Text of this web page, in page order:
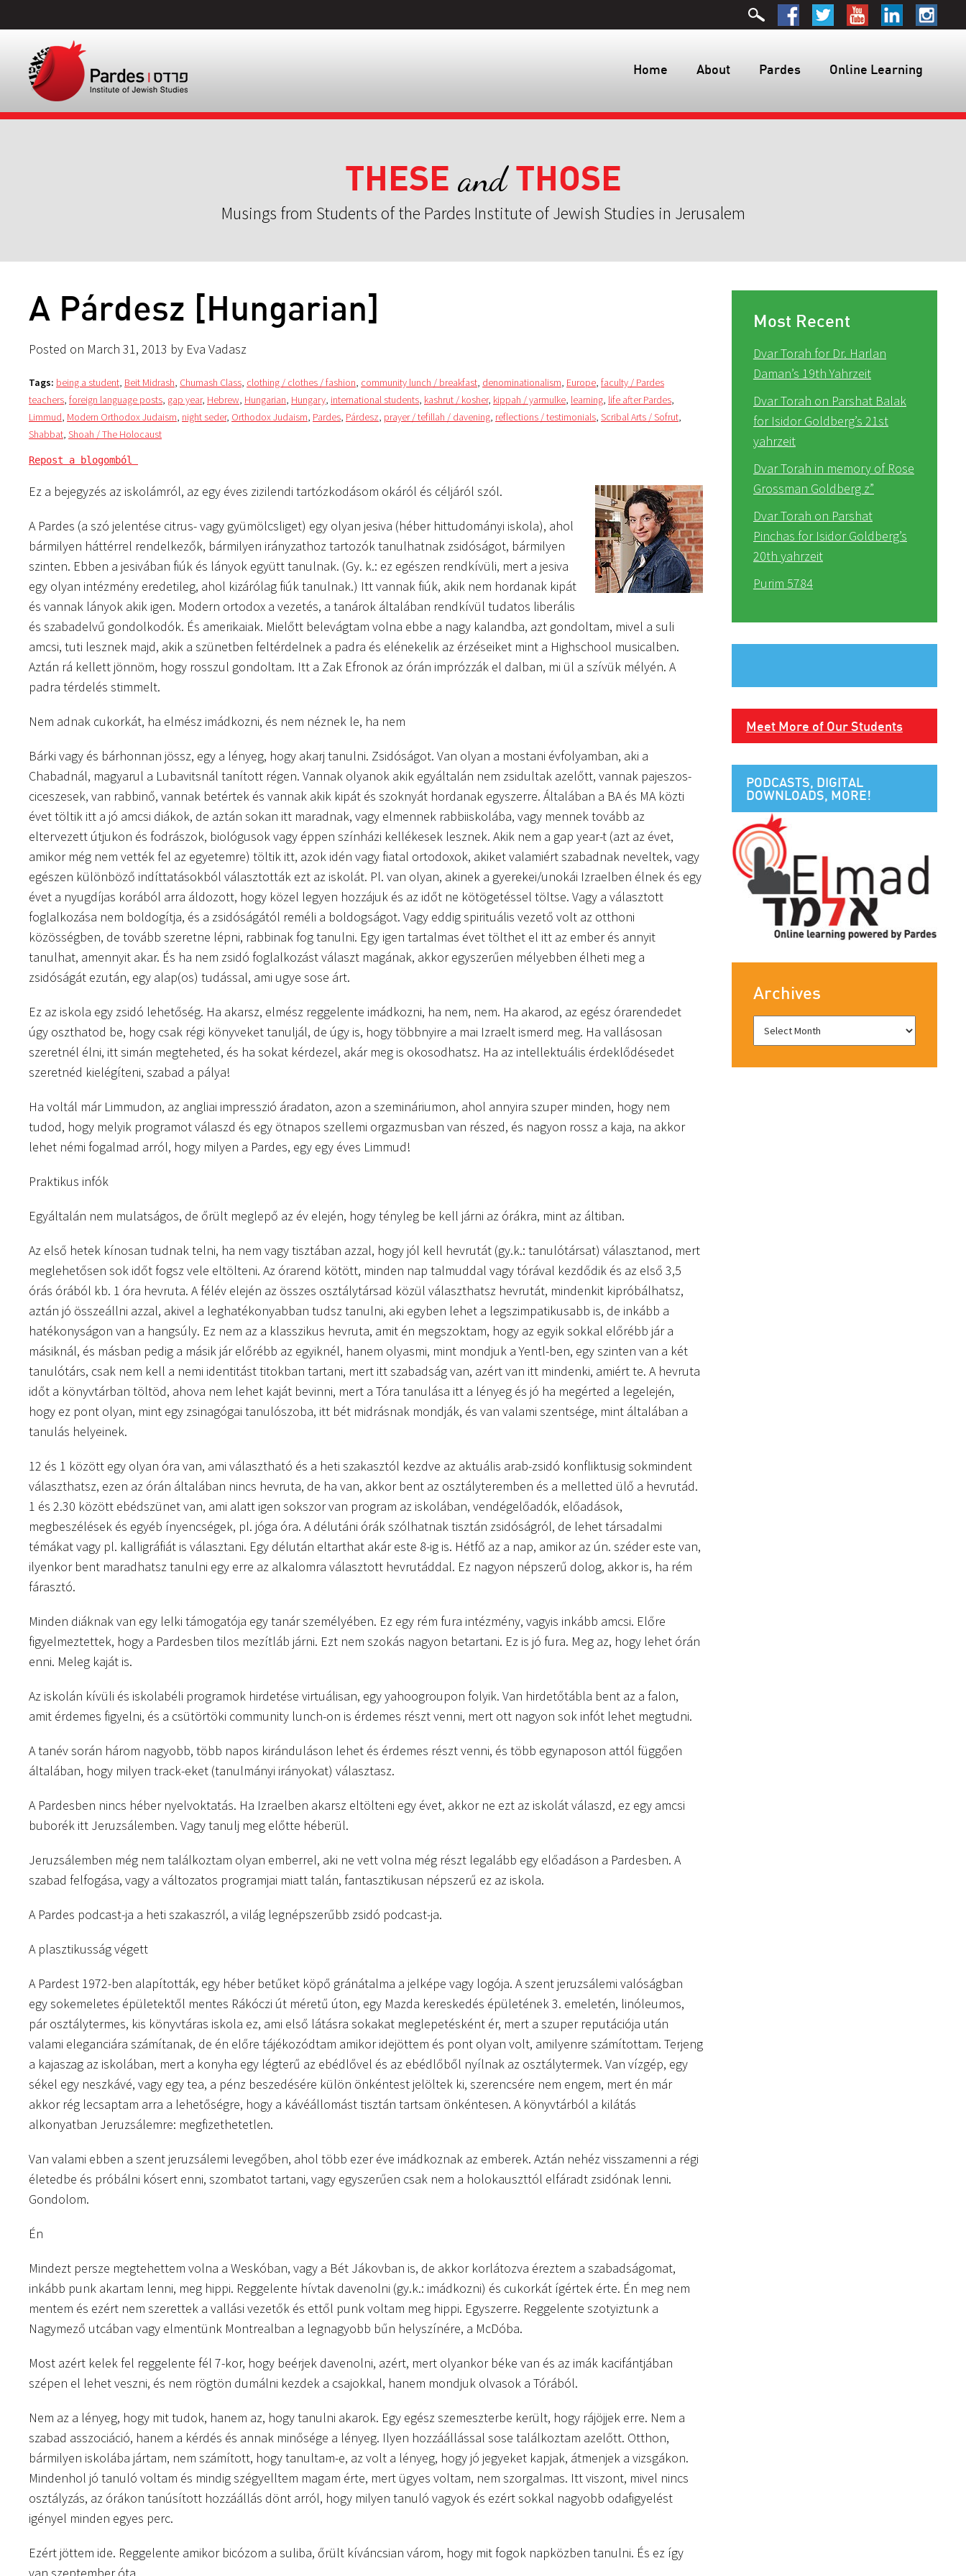
Home About Pardes Online Learning
THESE andTHOSE
Musings from Students of the Pardes Institute of Jewish Studies in Jerusalem
A Párdesz [Hungarian]
Posted on March 31, 2013 by Eva Vadasz
Tags: being a student, Beit Midrash, Chumash Class, clothing / clothes / fashion, community lunch / breakfast, denominationalism, Europe, faculty / Pardes
teachers, foreign language posts, gap year, Hebrew, Hungarian, Hungary, international students, kashrut / kosher, kippah / yarmulke, learning, life after Pardes,
Limmud, Modern Orthodox Judaism, night seder, Orthodox Judaism, Pardes, Párdesz, prayer / tefillah / davening, reflections / testimonials, Scribal Arts / Sofrut,
Shabbat, Shoah / The Holocaust
Repost a blogomból
Ez a bejegyzés az iskolámról, az egy éves zizilendi tartózkodásom okáról és céljáról szól.
A Pardes (a szó jelentése citrus- vagy gyümölcsliget) egy olyan jesiva (héber hittudományi iskola), ahol
bármilyen háttérrel rendelkezők, bármilyen irányzathoz tartozók tanulhatnak zsidóságot, bármilyen
szinten. Ebben a jesivában fiúk és lányok együtt tanulnak. (Gy. k.: ez egészen rendkívüli, mert a jesiva
egy olyan intézmény eredetileg, ahol kizárólag fiúk tanulnak.) Itt vannak fiúk, akik nem hordanak kipát
és vannak lányok akik igen. Modern ortodox a vezetés, a tanárok általában rendkívül tudatos liberális
és szabadelvű gondolkodók. És amerikaiak. Mielőtt belevágtam volna ebbe a nagy kalandba, azt gondoltam, mivel a suli
amcsi, tuti lesznek majd, akik a szünetben feltérdelnek a padra és elénekelik az érzéseiket mint a Highschool musicalben.
Aztán rá kellett jönnöm, hogy rosszul gondoltam. Itt a Zak Efronok az órán imprózzák el dalban, mi ül a szívük mélyén. A
padra térdelés stimmelt.
Nem adnak cukorkát, ha elmész imádkozni, és nem néznek le, ha nem
Bárki vagy és bárhonnan jössz, egy a lényeg, hogy akarj tanulni. Zsidóságot. Van olyan a mostani évfolyamban, aki a
Chabadnál, magyarul a Lubavitsnál tanított régen. Vannak olyanok akik egyáltalán nem zsidultak azelőtt, vannak pajeszos-
ciceszesek, van rabbinő, vannak betértek és vannak akik kipát és szoknyát hordanak egyszerre. Általában a BA és MA közti
évet töltik itt a jó amcsi diákok, de aztán sokan itt maradnak, vagy elmennek rabbiiskolába, vagy mennek tovább az
eltervezett útjukon és fodrászok, biológusok vagy éppen színházi kellékesek lesznek. Akik nem a gap year-t (azt az évet,
amikor még nem vették fel az egyetemre) töltik itt, azok idén vagy fiatal ortodoxok, akiket valamiért szabadnak neveltek, vagy
egészen különböző indíttatásokból választották ezt az iskolát. Pl. van olyan, akinek a gyerekei/unokái Izraelben élnek és egy
évet a nyugdíjas korából arra áldozott, hogy közel legyen hozzájuk és az időt ne kötögetéssel töltse. Vagy a választott
foglalkozása nem boldogítja, és a zsidóságától reméli a boldogságot. Vagy eddig spirituális vezető volt az otthoni
közösségben, de tovább szeretne lépni, rabbinak fog tanulni. Egy igen tartalmas évet tölthet el itt az ember és annyit
tanulhat, amennyit akar. És ha nem zsidó foglalkozást választ magának, akkor egyszerűen mélyebben élheti meg a
zsidóságát ezután, egy alap(os) tudással, ami ugye sose árt.
Ez az iskola egy zsidó lehetőség. Ha akarsz, elmész reggelente imádkozni, ha nem, nem. Ha akarod, az egész órarendedet
úgy oszthatod be, hogy csak régi könyveket tanuljál, de úgy is, hogy többnyire a mai Izraelt ismerd meg. Ha vallásosan
szeretnél élni, itt simán megteheted, és ha sokat kérdezel, akár meg is okosodhatsz. Ha az intellektuális érdeklődésedet
szeretnéd kielégíteni, szabad a pálya!
Ha voltál már Limmudon, az angliai impresszió áradaton, azon a szemináriumon, ahol annyira szuper minden, hogy nem
tudod, hogy melyik programot válaszd és egy ötnapos szellemi orgazmusban van részed, és nagyon rossz a kaja, na akkor
lehet némi fogalmad arról, hogy milyen a Pardes, egy egy éves Limmud!
Praktikus infók
Egyáltalán nem mulatságos, de őrült meglepő az év elején, hogy tényleg be kell járni az órákra, mint az áltiban.
Az első hetek kínosan tudnak telni, ha nem vagy tisztában azzal, hogy jól kell hevrutát (gy.k.: tanulótársat) választanod, mert
meglehetősen sok időt fogsz vele eltölteni. Az órarend kötött, minden nap talmuddal vagy tórával kezdődik és az első 3,5
órás órából kb. 1 óra hevruta. A félév elején az összes osztálytársad közül választhatsz hevrutát, mindenkit kipróbálhatsz,
aztán jó összeállni azzal, akivel a leghatékonyabban tudsz tanulni, aki egyben lehet a legszimpatikusabb is, de inkább a
hatékonyságon van a hangsúly. Ez nem az a klasszikus hevruta, amit én megszoktam, hogy az egyik sokkal előrébb jár a
másiknál, és másban pedig a másik jár előrébb az egyiknél, hanem olyasmi, mint mondjuk a Yentl-ben, egy szinten van a két
tanulótárs, csak nem kell a nemi identitást titokban tartani, mert itt szabadság van, azért van itt mindenki, amiért te. A hevruta
időt a könyvtárban töltöd, ahova nem lehet kaját bevinni, mert a Tóra tanulása itt a lényeg és jó ha megérted a legelején,
hogy ez pont olyan, mint egy zsinagógai tanulószoba, itt bét midrásnak mondják, és van valami szentsége, mint általában a
tanulás helyeinek.
12 és 1 között egy olyan óra van, ami választható és a heti szakasztól kezdve az aktuális arab-zsidó konfliktusig sokmindent
választhatsz, ezen az órán általában nincs hevruta, de ha van, akkor bent az osztályteremben és a melletted ülő a hevrutád.
1 és 2.30 között ebédszünet van, ami alatt igen sokszor van program az iskolában, vendégelőadók, előadások,
megbeszélések és egyéb ínyencségek, pl. jóga óra. A délutáni órák szólhatnak tisztán zsidóságról, de lehet társadalmi
témákat vagy pl. kalligráfiát is választani. Egy délután eltarthat akár este 8-ig is. Hétfő az a nap, amikor az ún. széder este van,
ilyenkor bent maradhatsz tanulni egy erre az alkalomra választott hevrutáddal. Ez nagyon népszerű dolog, akkor is, ha rém
fárasztó.
Minden diáknak van egy lelki támogatója egy tanár személyében. Ez egy rém fura intézmény, vagyis inkább amcsi. Előre
figyelmeztettek, hogy a Pardesben tilos mezítláb járni. Ezt nem szokás nagyon betartani. Ez is jó fura. Meg az, hogy lehet órán
enni. Meleg kaját is.
Az iskolán kívüli és iskolabéli programok hirdetése virtuálisan, egy yahoogroupon folyik. Van hirdetőtábla bent az a falon,
amit érdemes figyelni, és a csütörtöki community lunch-on is érdemes részt venni, mert ott nagyon sok infót lehet megtudni.
A tanév során három nagyobb, több napos kiránduláson lehet és érdemes részt venni, és több egynaposon attól függően
általában, hogy milyen track-eket (tanulmányi irányokat) választasz.
A Pardesben nincs héber nyelvoktatás. Ha Izraelben akarsz eltölteni egy évet, akkor ne ezt az iskolát válaszd, ez egy amcsi
buborék itt Jeruzsálemben. Vagy tanulj meg előtte héberül.
Jeruzsálemben még nem találkoztam olyan emberrel, aki ne vett volna még részt legalább egy előadáson a Pardesben. A
szabad felfogása, vagy a változatos programjai miatt talán, fantasztikusan népszerű ez az iskola.
A Pardes podcast-ja a heti szakaszról, a világ legnépszerűbb zsidó podcast-ja.
A plasztikusság végett
A Pardest 1972-ben alapították, egy héber betűket köpő gránátalma a jelképe vagy logója. A szent jeruzsálemi valóságban
egy sokemeletes épületektől mentes Rákóczi út méretű úton, egy Mazda kereskedés épületének 3. emeletén, linóleumos,
pár osztálytermes, kis könyvtáras iskola ez, ami első látásra sokakat meglepetésként ér, mert a szuper reputációja után
valami eleganciára számítanak, de én előre tájékozódtam amikor idejöttem és pont olyan volt, amilyenre számítottam. Terjeng
a kajaszag az iskolában, mert a konyha egy légterű az ebédlővel és az ebédlőből nyílnak az osztálytermek. Van vízgép, egy
sékel egy neszkávé, vagy egy tea, a pénz beszedésére külön önkéntest jelöltek ki, szerencsére nem engem, mert én már
akkor rég lecsaptam arra a lehetőségre, hogy a kávéállomást tisztán tartsam önkéntesen. A könyvtárból a kilátás
alkonyatban Jeruzsálemre: megfizethetetlen.
Van valami ebben a szent jeruzsálemi levegőben, ahol több ezer éve imádkoznak az emberek. Aztán nehéz visszamenni a régi
életedbe és próbálni kósert enni, szombatot tartani, vagy egyszerűen csak nem a holokauszttól elfáradt zsidónak lenni.
Gondolom.
Én
Mindezt persze megtehettem volna a Weskóban, vagy a Bét Jákovban is, de akkor korlátozva éreztem a szabadságomat,
inkább punk akartam lenni, meg hippi. Reggelente hívtak davenolni (gy.k.: imádkozni) és cukorkát ígértek érte. Én meg nem
mentem és ezért nem szerettek a vallási vezetők és ettől punk voltam meg hippi. Egyszerre. Reggelente szotyiztunk a
Nagymező utcában vagy elmentünk Montrealban a legnagyobb bűn helyszínére, a McDóba.
Most azért kelek fel reggelente fél 7-kor, hogy beérjek davenolni, azért, mert olyankor béke van és az imák kacifántjában
szépen el lehet veszni, és nem rögtön dumálni kezdek a csajokkal, hanem mondjuk olvasok a Tórából.
Nem az a lényeg, hogy mit tudok, hanem az, hogy tanulni akarok. Egy egész szemeszterbe került, hogy rájöjjek erre. Nem a
szabad asszociáció, hanem a kérdés és annak minősége a lényeg. Ilyen hozzáállással sose találkoztam azelőtt. Otthon,
bármilyen iskolába jártam, nem számított, hogy tanultam-e, az volt a lényeg, hogy jó jegyeket kapjak, átmenjek a vizsgákon.
Mindenhol jó tanuló voltam és mindig szégyelltem magam érte, mert ügyes voltam, nem szorgalmas. Itt viszont, mivel nincs
osztályzás, az órákon tanúsított hozzáállás dönt arról, hogy milyen tanuló vagyok és ezért sokkal nagyobb odafigyelést
igényel minden egyes perc.
Ezért jöttem ide. Reggelente amikor bicózom a suliba, őrült kíváncsian várom, hogy mit fogok napközben tanulni. És ez így
van szeptember óta.
Most Recent
Dvar Torah for Dr. Harlan
Daman’s 19th Yahrzeit
Dvar Torah on Parshat Balak
for Isidor Goldberg’s 21st
yahrzeit
Dvar Torah in memory of Rose
Grossman Goldberg z”
Dvar Torah on Parshat
Pinchas for Isidor Goldberg’s
20th yahrzeit
Purim 5784
Meet More of Our Students
PODCASTS, DIGITAL
DOWNLOADS, MORE!
Archives